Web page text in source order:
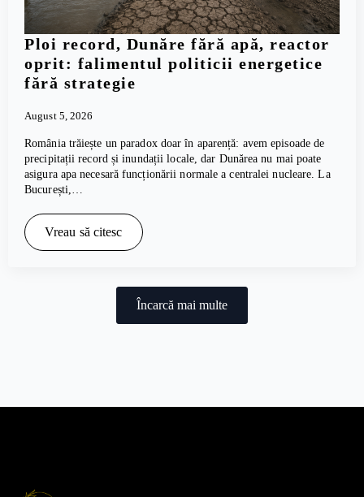
Ploi record, Dunăre fără apă, reactor
oprit: falimentul politicii energetice
fără strategie
August 5, 2026
România trăiește un paradox doar în aparență: avem episoade de
precipitații record și inundații locale, dar Dunărea nu mai poate
asigura apa necesară funcționării normale a centralei nucleare. La
București,…
Vreau să citesc
Încarcă mai multe